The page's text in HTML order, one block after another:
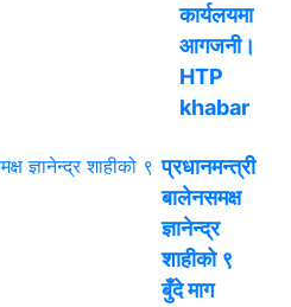
कार्यलयमा
आगजनी।
HTP
khabar
प्रधानमन्त्री
बालेनसमक्ष
ज्ञानेन्द्र
शाहीको ९
बुँदे माग